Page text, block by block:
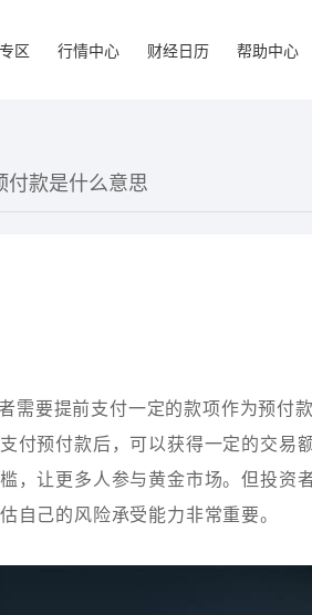
区 行情中心 财经日历 帮助中心
付款是什么意思
需要提前支付一定的款项作为预付
付预付款后，可以获得一定的交易
让更多人参与黄金市场。但投资者
自己的风险承受能力非常重要。